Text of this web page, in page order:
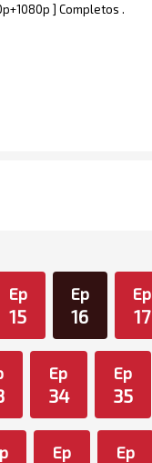
] Completos .
Ep
15
Ep
16
Ep
17
Ep
34
Ep
35
Ep Ep